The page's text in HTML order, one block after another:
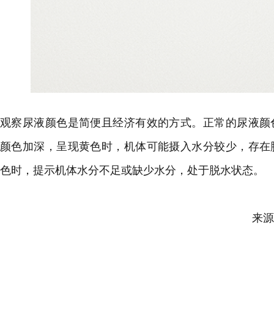
观察尿液颜色是简便且经济有效的方式。正常的尿液
颜色加深，呈现黄色时，机体可能摄入水分较少，存
色时，提示机体水分不足或缺少水分，处于脱水状态。
来